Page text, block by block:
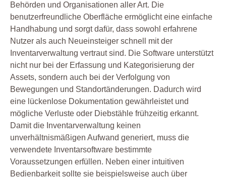
Behörden und Organisationen aller Art. Die
benutzerfreundliche Oberfläche ermöglicht eine einfache
Handhabung und sorgt dafür, dass sowohl erfahrene
Nutzer als auch Neueinsteiger schnell mit der
Inventarverwaltung vertraut sind. Die Software unterstützt
nicht nur bei der Erfassung und Kategorisierung der
Assets, sondern auch bei der Verfolgung von
Bewegungen und Standortänderungen. Dadurch wird
eine lückenlose Dokumentation gewährleistet und
mögliche Verluste oder Diebstähle frühzeitig erkannt.
Damit die Inventarverwaltung keinen
unverhältnismäßigen Aufwand generiert, muss die
verwendete Inventarsoftware bestimmte
Voraussetzungen erfüllen. Neben einer intuitiven
Bedienbarkeit sollte sie beispielsweise auch über